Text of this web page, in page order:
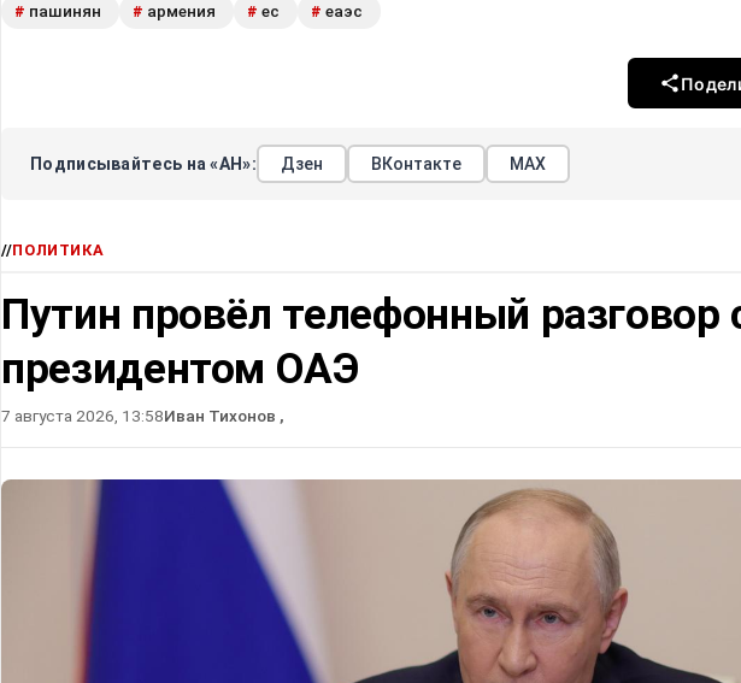
# пашинян # армения # ес # еаэс
Подписывайтесь на «АН»: Дзен ВКонтакте МАХ
//ПОЛИТИКА
Путин провёл телефонный разговор
президентом ОАЭ
7 августа 2026, 13:58Иван Тихонов ,